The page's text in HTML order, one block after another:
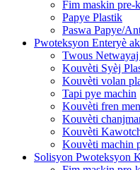
Fim maskin pre-
Papye Plastik
Paswa Papye/
Pwoteksyon Enteryè
Twous
Kouvèti Syèj
Kouvèti volan
Tapi pye machin
Kouvèti fren
Kouvèti
Kouvèti
Kouvèti machin
Solisyon Pwoteksyon